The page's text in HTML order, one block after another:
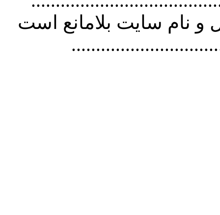
نام سايت بلامانع است